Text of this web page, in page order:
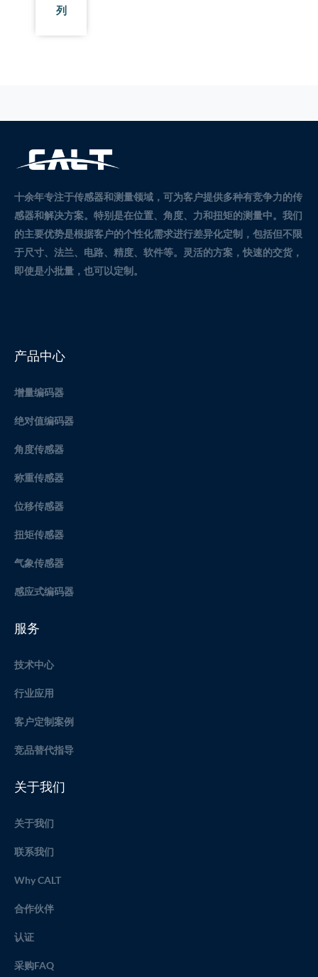
列
十余年专注于传感器和测量领域，可为客户提供多种有竞争力的传
感器和解决方案。 特别是在位置、角度、力和扭矩的测量中。 我们
的主要优势是根据客户的个性化需求进行差异化定制，包括但不限
于尺寸、法兰、电路、精度、软件等。灵活的方案，快速的交货，
即使是小批量，也可以定制。
产品中心
增量编码器
绝对值编码器
角度传感器
称重传感器
位移传感器
扭矩传感器
气象传感器
感应式编码器
服务
技术中心
行业应用
客户定制案例
竞品替代指导
关于我们
关于我们
联系我们
Why CALT
合作伙伴
认证
采购FAQ